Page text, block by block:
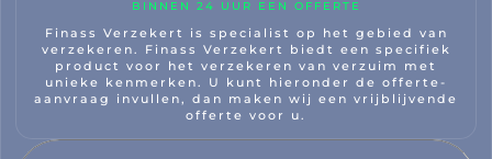
Rechtsbijstand
Evenementen
Bedrijfsschade
BINNEN 24 UUR EEN OFFERTE
Finass Verzekert is specialist op het gebied van
verzekeren. Finass Verzekert biedt een specifiek
product voor het verzekeren van verzuim met
unieke kenmerken. U kunt hieronder de offerte-
aanvraag invullen, dan maken wij een vrijblijvende
offerte voor u.